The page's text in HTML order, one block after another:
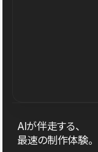
AIが伴走する、
最速の制作体験。